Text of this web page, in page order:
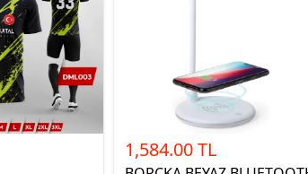
1,584.00 TL